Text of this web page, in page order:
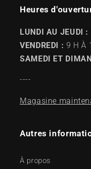
Heures
LUNDI AU JEUDI :
VENDREDI : 9 H À
SAMEDI ET
----
Magasine
Autres
À propos